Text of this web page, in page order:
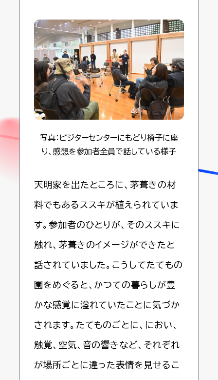
写真：ビジターセンターにもどり椅子に座
り、感想を参加者全員で話している様子
天明家を出たところに、茅葺きの材
料でもあるススキが植えられていま
す。参加者のひとりが、そのススキに
触れ、茅葺きのイメージができたと
話されていました。こうしてたてもの
園をめぐると、かつての暮らしが豊
かな感覚に溢れていたことに気づか
されます。たてものごとに、におい、
触覚、空気、音の響きなど、それぞれ
が場所ごとに違った表情を見せるこ